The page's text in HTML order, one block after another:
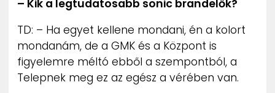
– Kik a legtudatosabb sonic brandelők?
TD: – Ha egyet kellene mondani, én a kolort
mondanám, de a GMK és a Központ is
figyelemre méltó ebből a szempontból, a
Telepnek meg ez az egész a vérében van.